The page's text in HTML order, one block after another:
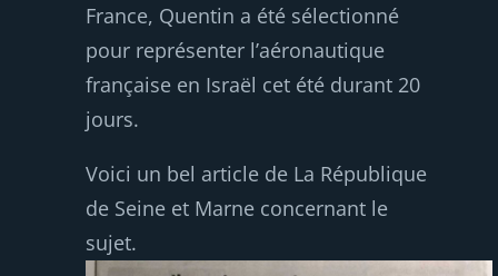
France, Quentin a été sélectionné
pour représenter l’aéronautique
française en Israël cet été durant 20
jours.
Voici un bel article de La République
de Seine et Marne concernant le
sujet.